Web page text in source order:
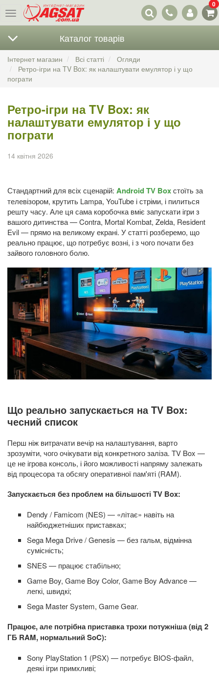
Меню
Наші
контакти
0
Каталог товарів
Інтернет магазин Всі статті
Огляди
Ретро-ігри на TV Box: як налаштувати емулятор і у що
пограти
Ретро-ігри на TV Box: як
налаштувати емулятор і у що
пограти
14 квітня 2026
Стандартний для всіх сценарій: Android TV Boxстоїть за
телевізором, крутить Lampa, YouTube і стріми, і пилиться
решту часу. Але ця сама коробочка вміє запускати ігри з
вашого дитинства — Contra, Mortal Kombat, Zelda, Resident
Evil — прямо на великому екрані. У статті розберемо, що
реально працює, що потребує возні, і з чого почати без
зайвого головного болю.
Що реально запускається на TV Box:
чесний список
Перш ніж витрачати вечір на налаштування, варто
зрозуміти, чого очікувати від конкретного заліза. TV Box —
це не ігрова консоль, і його можливості напряму залежать
від процесора та обсягу оперативної пам'яті (RAM).
Запускається без проблем на більшості TV Box:
Dendy / Famicom (NES) — «літає» навіть на
найбюджетніших приставках;
Sega Mega Drive / Genesis — без гальм, відмінна
сумісність;
SNES — працює стабільно;
Game Boy, Game Boy Color, Game Boy Advance —
легкі, швидкі;
Sega Master System, Game Gear.
Працює, але потрібна приставка трохи потужніша (від 2
ГБ RAM, нормальний SoC):
Sony PlayStation 1 (PSX) — потребує BIOS-файл,
деякі ігри примхливі;